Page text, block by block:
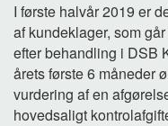
I første halvår 2019 er
af kundeklager, som
efter behandling i DSB
årets første 6 måneder
vurdering af en
hovedsaligt